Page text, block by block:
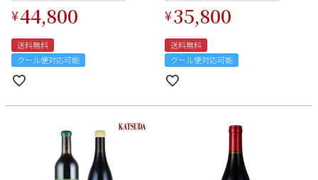
¥44,800
送料無料
クール便対応可能
¥35,800
送料無料
クール便対応可能